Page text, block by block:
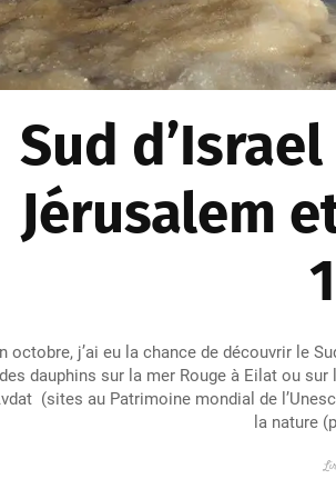
Sud
Jérusalem
octobre, j’ai eu la chance de découvrir le
des dauphins sur la mer Rouge à Eilat ou
(sites au Patrimoine mondial de
la nature